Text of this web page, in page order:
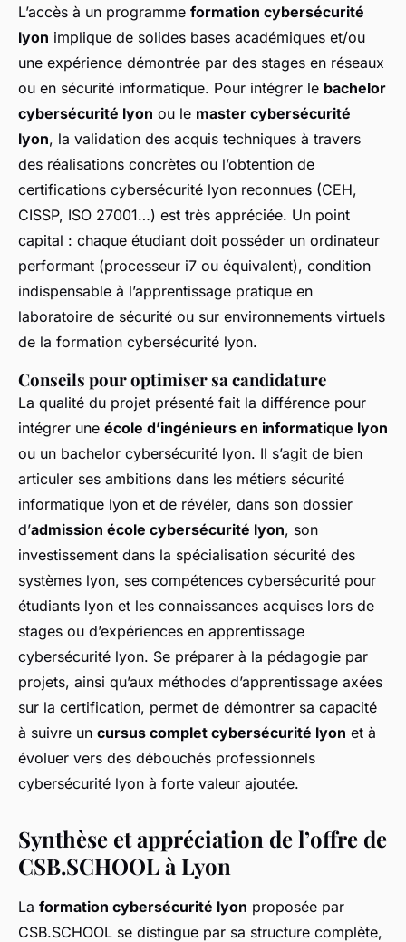
L’accès à un programme formation cybersécurité
lyon implique de solides bases académiques et/ou
une expérience démontrée par des stages en réseaux
ou en sécurité informatique. Pour intégrer le bachelor
cybersécurité lyon ou le master cybersécurité
lyon, la validation des acquis techniques à travers
des réalisations concrètes ou l’obtention de
certifications cybersécurité lyon reconnues (CEH,
CISSP, ISO 27001…) est très appréciée. Un point
capital : chaque étudiant doit posséder un ordinateur
performant (processeur i7 ou équivalent), condition
indispensable à l’apprentissage pratique en
laboratoire de sécurité ou sur environnements virtuels
de la formation cybersécurité lyon.
Conseils pour optimiser sa candidature
La qualité du projet présenté fait la différence pour
intégrer une école d’ingénieurs en informatique lyon
ou un bachelor cybersécurité lyon. Il s’agit de bien
articuler ses ambitions dans les métiers sécurité
informatique lyon et de révéler, dans son dossier
d’admission école cybersécurité lyon, son
investissement dans la spécialisation sécurité des
systèmes lyon, ses compétences cybersécurité pour
étudiants lyon et les connaissances acquises lors de
stages ou d’expériences en apprentissage
cybersécurité lyon. Se préparer à la pédagogie par
projets, ainsi qu’aux méthodes d’apprentissage axées
sur la certification, permet de démontrer sa capacité
à suivre un cursus complet cybersécurité lyon et à
évoluer vers des débouchés professionnels
cybersécurité lyon à forte valeur ajoutée.
Synthèse et appréciation de l’offre de
CSB.SCHOOL à Lyon
La formation cybersécurité lyon proposée par
CSB.SCHOOL se distingue par sa structure complète,